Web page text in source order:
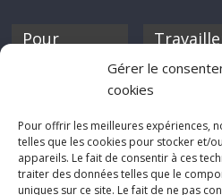
Gérer le
cookies
Pour offrir les meilleures expériences,
telles que les cookies pour stocker et/
appareils. Le fait de consentir à ces
traiter des données telles que le
uniques sur ce site. Le fait de ne pas
Pour
discothèque
Si tu souhaites
Rocknfool,
pas à nous
tes
concerts, de